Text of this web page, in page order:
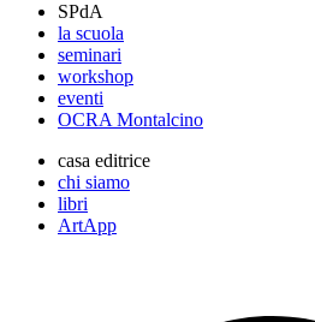
SPdA
la scuola
seminari
workshop
eventi
OCRA Montalcino
casa editrice
chi siamo
libri
ArtApp